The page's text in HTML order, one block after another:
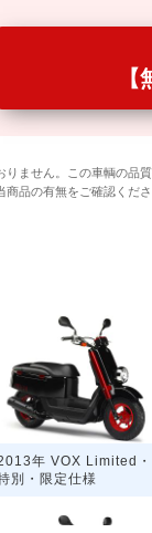
ません。この車輌の品
品の有無をご確認くだ
年 VOX Limited・
別・限定仕様